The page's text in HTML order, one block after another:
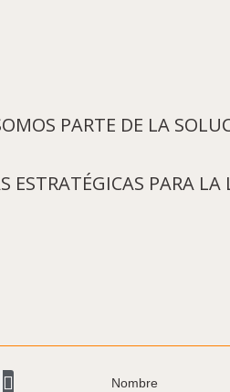
PARTE DE LA
ESTRATÉGICAS PARA
Nombre